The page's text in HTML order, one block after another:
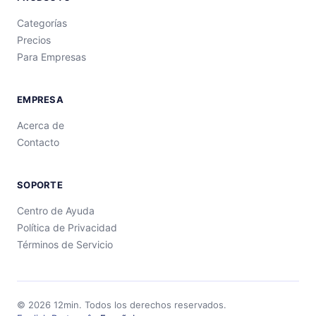
Categorías
Precios
Para Empresas
EMPRESA
Acerca de
Contacto
SOPORTE
Centro de Ayuda
Política de Privacidad
Términos de Servicio
© 2026 12min. Todos los derechos reservados.